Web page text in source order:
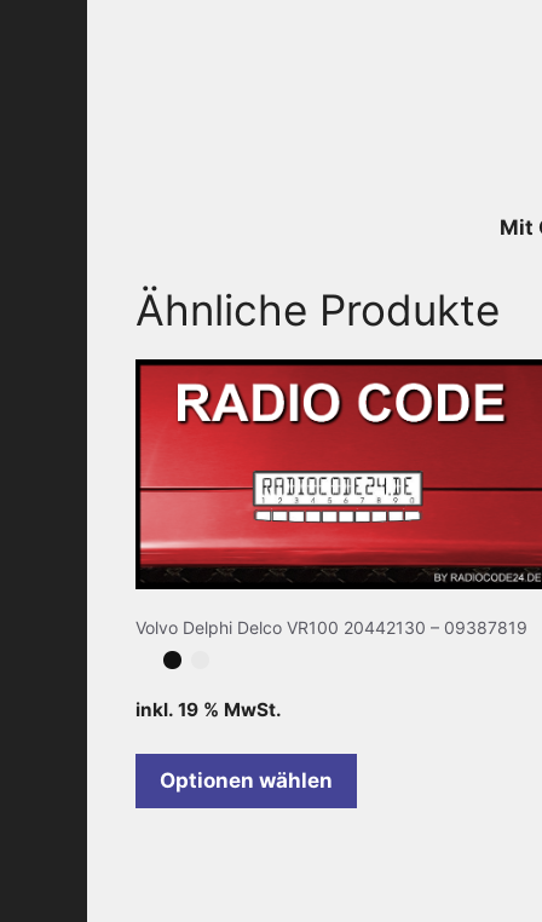
Mit
Ähnliche Produkte
Volvo Delphi Delco VR100 20442130 – 09387819
inkl. 19 % MwSt.
Optionen wählen